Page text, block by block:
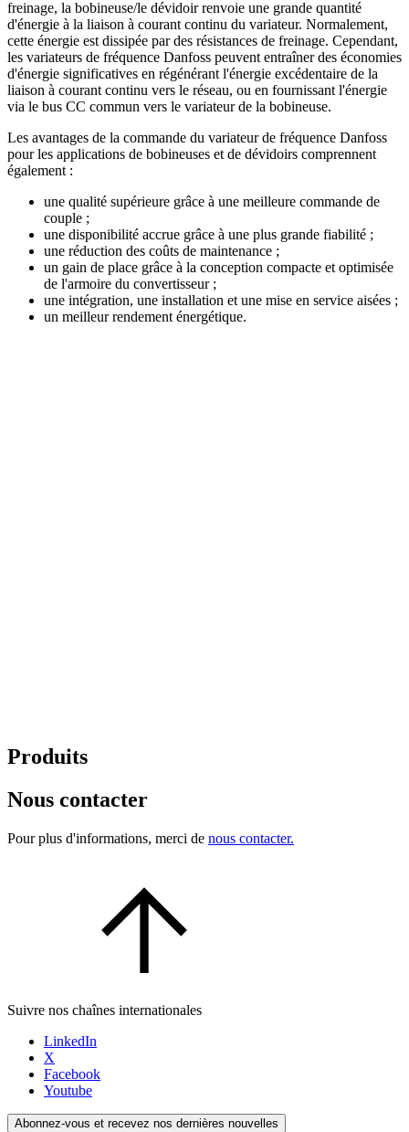
freinage, la bobineuse/le dévidoir renvoie une grande quantité
d'énergie à la liaison à courant continu du variateur. Normalement,
cette énergie est dissipée par des résistances de freinage. Cependant,
les variateurs de fréquence Danfoss peuvent entraîner des économies
d'énergie significatives en régénérant l'énergie excédentaire de la
liaison à courant continu vers le réseau, ou en fournissant l'énergie
via le bus CC commun vers le variateur de la bobineuse.
Les avantages de la commande du variateur de fréquence Danfoss
pour les applications de bobineuses et de dévidoirs comprennent
également :
une qualité supérieure grâce à une meilleure commande de
couple ;
une disponibilité accrue grâce à une plus grande fiabilité ;
une réduction des coûts de maintenance ;
un gain de place grâce à la conception compacte et optimisée
de l'armoire du convertisseur ;
une intégration, une installation et une mise en service aisées ;
un meilleur rendement énergétique.
Produits
Nous contacter
Pour plus d'informations, merci de nous contacter.
Suivre nos chaînes internationales
LinkedIn
X
Facebook
Youtube
Abonnez-vous et recevez nos dernières nouvelles